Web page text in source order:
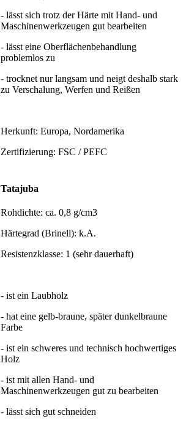
- lässt sich trotz der Härte mit Hand- und
Maschinenwerkzeugen gut bearbeiten
- lässt eine Oberflächenbehandlung
problemlos zu
- trocknet nur langsam und neigt deshalb stark
zu Verschalung, Werfen und Reißen
Herkunft: Europa, Nordamerika
Zertifizierung: FSC / PEFC
Tatajuba
Rohdichte: ca. 0,8 g/cm3
Härtegrad (Brinell): k.A.
Resistenzklasse: 1 (sehr dauerhaft)
- ist ein Laubholz
- hat eine gelb-braune, später dunkelbraune
Farbe
- ist ein schweres und technisch hochwertiges
Holz
- ist mit allen Hand- und
Maschinenwerkzeugen gut zu bearbeiten
- lässt sich gut schneiden